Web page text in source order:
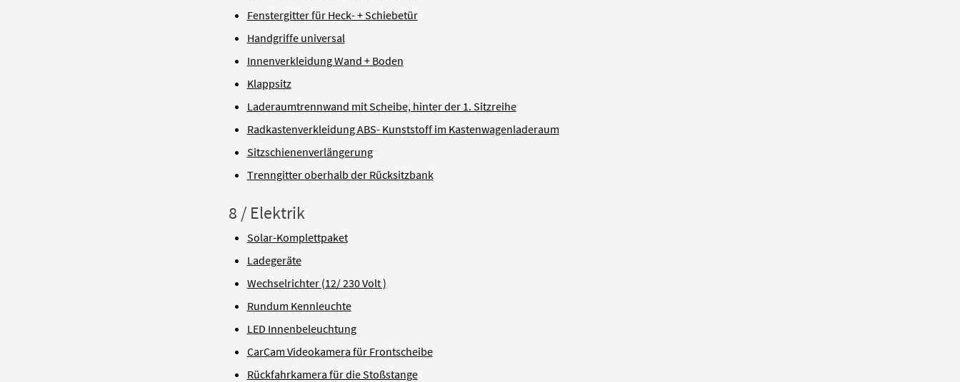
Fenstergitter für Heck- + Schiebetür
Handgriffe universal
Innenverkleidung Wand + Boden
Klappsitz
Laderaumtrennwand mit Scheibe, hinter der 1. Sitzreihe
Radkastenverkleidung ABS- Kunststoff im Kastenwagenladeraum
Sitzschienenverlängerung
Trenngitter oberhalb der Rücksitzbank
8 / Elektrik
Solar-Komplettpaket
Ladegeräte
Wechselrichter (12/ 230 Volt )
Rundum Kennleuchte
LED Innenbeleuchtung
CarCam Videokamera für Frontscheibe
Rückfahrkamera für die Stoßstange